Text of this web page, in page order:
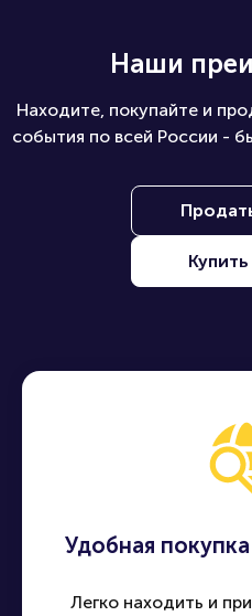
Наши
Находите, покупайте и
события по всей России -
Удобная
Легко находить и